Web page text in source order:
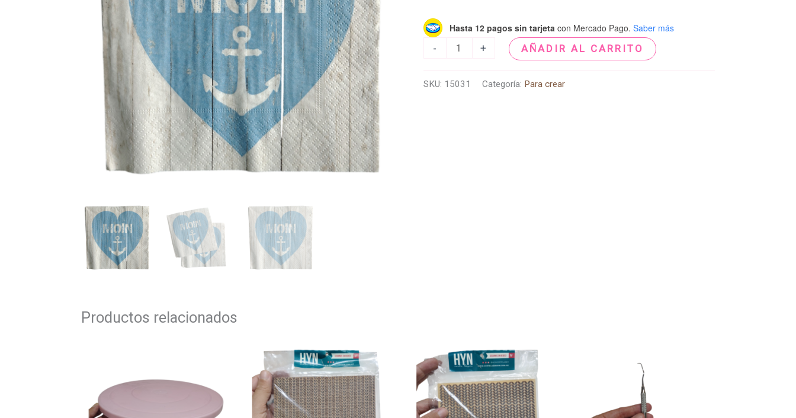
Hasta 12 pagos sin tarjeta con Mercado Pago. Saber más
- + AÑADIR AL CARRITO
SKU: 15031 Categoría: Para crear
Productos relacionados